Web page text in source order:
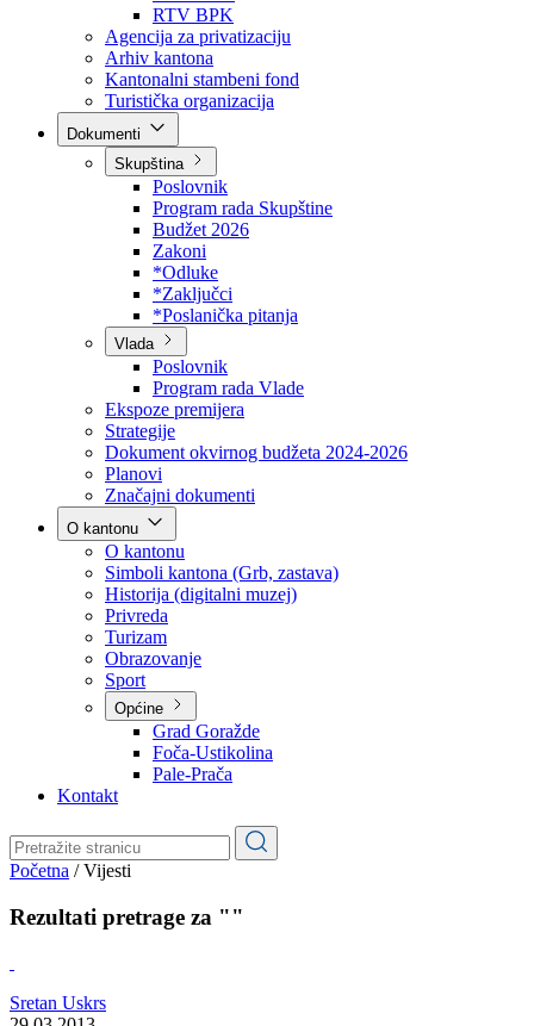
Direkcija za šumarstvo
Javna preduzeća
BPK šume
RTV BPK
Agencija za privatizaciju
Arhiv kantona
Kantonalni stambeni fond
Turistička organizacija
Skupština
Poslovnik
Program rada Skupštine
Budžet 2026
Zakoni
*Odluke
*Zaključci
*Poslanička pitanja
Vlada
Poslovnik
Program rada Vlade
Ekspoze premijera
Strategije
Dokument okvirnog budžeta 2024-2026
Planovi
Značajni dokumenti
O kantonu
O kantonu
Simboli kantona (Grb, zastava)
Historija (digitalni muzej)
Privreda
Turizam
Obrazovanje
Općine
Pale-Prača
Kontakt
Vijesti